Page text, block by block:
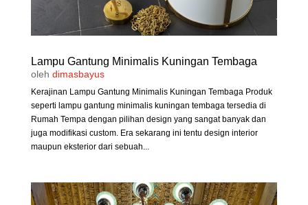
Lampu Gantung Minimalis Kuningan Tembaga
oleh dimasbayus
Kerajinan Lampu Gantung Minimalis Kuningan Tembaga Produk
seperti lampu gantung minimalis kuningan tembaga tersedia di
Rumah Tempa dengan pilihan design yang sangat banyak dan
juga modifikasi custom. Era sekarang ini tentu design interior
maupun eksterior dari sebuah...